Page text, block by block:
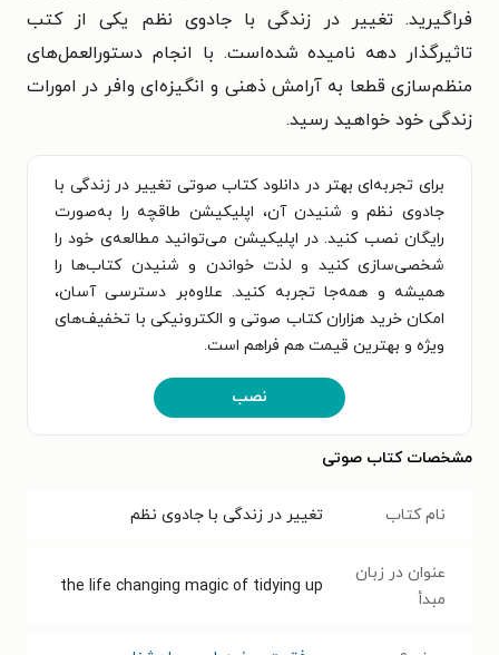
فراگیرید. تغییر در زندگی با جادوی نظم یکی از کتب
تاثیرگذار دهه نامیده شده‌است. با انجام دستورالعمل‌های
منظم‌سازی قطعا به آرامش ذهنی و انگیزه‌ای وافر در امورات
زندگی خود خواهید رسید.
برای تجربه‌ای بهتر در دانلود کتاب صوتی تغییر در زندگی با
جادوی نظم و شنیدن آن، اپلیکیشن طاقچه را به‌صورت
رایگان نصب کنید. در اپلیکیشن می‌توانید مطالعه‌ی خود را
شخصی‌سازی کنید و لذت خواندن و شنیدن کتاب‌ها را
همیشه و همه‌جا تجربه کنید. علاوه‌بر دسترسی آسان،
امکان خرید هزاران کتاب صوتی و الکترونیکی با تخفیف‌های
ویژه و بهترین قیمت هم فراهم است.
نصب
مشخصات کتاب صوتی
نام کتاب تغییر در زندگی با جادوی نظم
عنوان در زبان
مبدأ
the life changing magic of tidying up